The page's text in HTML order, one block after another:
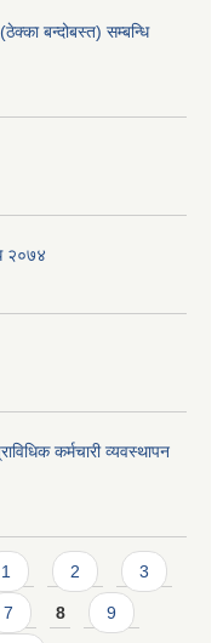
बन्दोबस्त) सम्बन्धि
२०७४
कर्मचारी व्यवस्थापन
1 2 3
7 8 9